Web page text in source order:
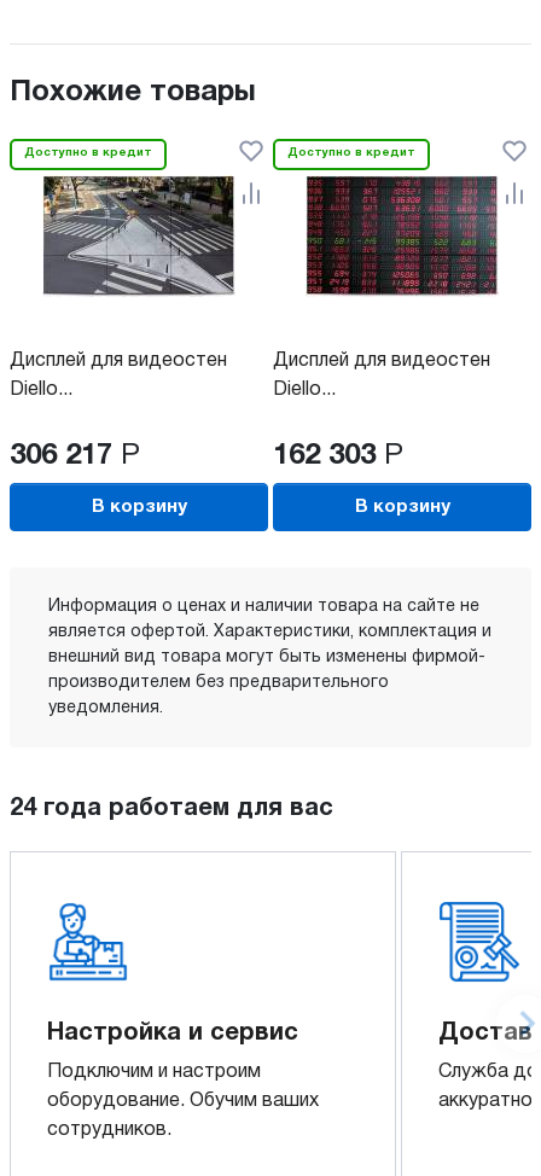
Похожие товары
Доступно в кредит
Дисплей для видеостен
Diello...
306 217 Р
В корзину
Доступно в кредит
Дисплей для видеостен
Diello...
162 303 Р
В корзину
Информация о ценах и наличии товара на сайте не
является офертой. Характеристики, комплектация и
внешний вид товара могут быть изменены фирмой-
производителем без предварительного
уведомления.
24 года работаем для вас
Настройка и сервис
Подключим и настроим
оборудование. Обучим ваших
сотрудников.
Служба
аккуратно